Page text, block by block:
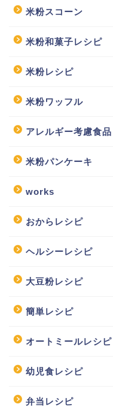
米粉スコーン
米粉和菓子レシピ
米粉レシピ
米粉ワッフル
アレルギー考慮食品
米粉パンケーキ
works
おからレシピ
ヘルシーレシピ
大豆粉レシピ
簡単レシピ
オートミールレシピ
幼児食レシピ
弁当レシピ